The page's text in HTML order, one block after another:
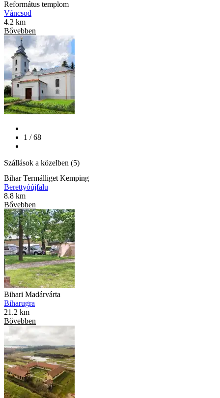
Református templom
Váncsod
4.2 km
Bővebben
1 / 68
Szállások a közelben (5)
Bihar Termálliget Kemping
Berettyóújfalu
8.8 km
Bővebben
Bihari Madárvárta
Biharugra
21.2 km
Bővebben